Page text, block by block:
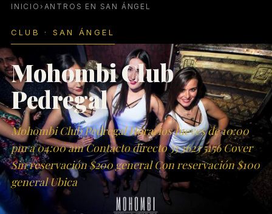
INICIO › ANTROS EN SAN ÁNGEL
CLUB · SAN ÁNGEL
Mohombi Club
Pedregal
Mohombi Club Pedregal Horarios Jueves de 10:00
pm a 04:00 am Contacto directo 55 3623 5156 Cover
Sin reservación $200 general Con reservación $100
general Ubica